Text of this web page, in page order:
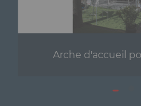
Arche d'accueil